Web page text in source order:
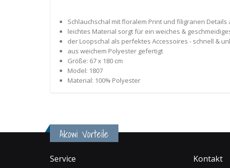
Schlauchschal mit floralem Print und filigranen
leichtes Material sorgt für ein weiches &
der Loopschal als perfektes Accessoires - schnell &
aus weichem Polyester gefertigt
Größe: 67 x 180 cm
Model: 1807
Material: 100% Polyester
Akowi Vorteile
Service Kontakt